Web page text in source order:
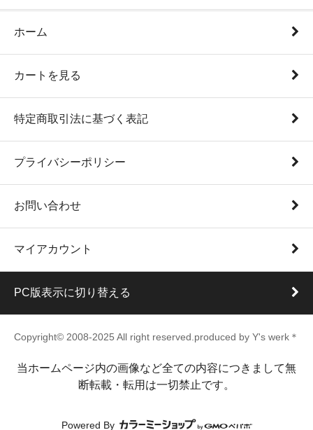
ホーム
カートを見る
特定商取引法に基づく表記
プライバシーポリシー
お問い合わせ
マイアカウント
PC版表示に切り替える
Copyright© 2008-2025 All right reserved.produced by Y's werk＊
当ホームページ内の画像など全ての内容につきまして無
断転載・転用は一切禁止です。
Powered By